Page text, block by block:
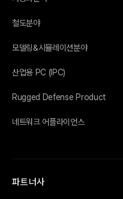
철도분야
모델링&시뮬레이션분야
산업용 PC (IPC)
Rugged Defense Product
네트워크 어플라이언스
파트너사